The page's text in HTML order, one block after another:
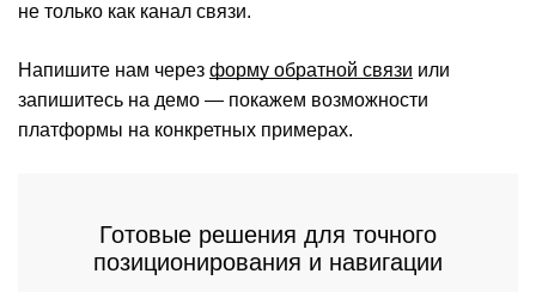
не только как канал связи.
Напишите нам через форму обратной связи или
запишитесь на демо — покажем возможности
платформы на конкретных примерах.
Готовые решения для точного
позиционирования и навигации